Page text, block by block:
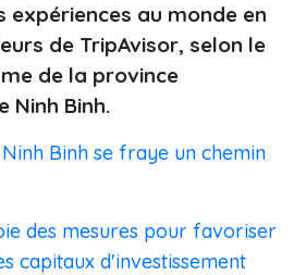
expériences au monde en
de TripAvisor, selon le
de la province
Ninh Binh.
Binh se fraye un chemin
des mesures pour favoriser
capitaux d'investissement